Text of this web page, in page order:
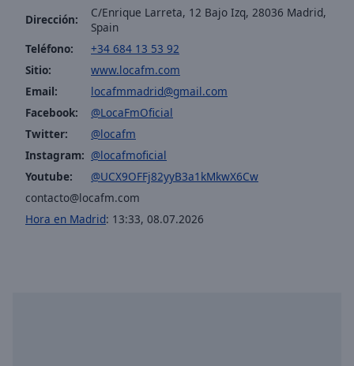
selected
Track
in-
modal
window.
Loca FM Techno
Loca FM Dance
Loca FM Sessions
Loca FM Hard
Loca FM Ambient
Loca FM Melodic House
Dirección:
C/Enrique Larreta, 12 Bajo Izq, 28036 Madrid,
Spain
Teléfono:
+34 684 13 53 92
Sitio:
www.locafm.com
Email:
locafmmadrid@gmail.com
Facebook:
@LocaFmOficial
Twitter:
@locafm
Instagram: @locafmoficial
Youtube:
@UCX9OFFj82yyB3a1kMkwX6Cw
contacto@locafm.com
Hora en Madrid: 13:33, 08.07.2026